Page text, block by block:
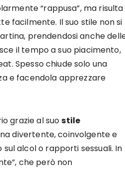
“rappusa”, ma risulta
facilmente. Il suo stile non si
prendendosi anche
il tempo a suo piacimento,
Spesso chiude solo una
e facendola apprezzare
grazie al suostile
divertente, coinvolgente e
alcol o rapporti sessuali. In
che però non